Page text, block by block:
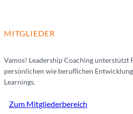
MITGLIEDER
Vamos! Leadership Coaching unterstützt
persönlichen wie beruflichen
Learnings.
Zum Mitgliederbereich